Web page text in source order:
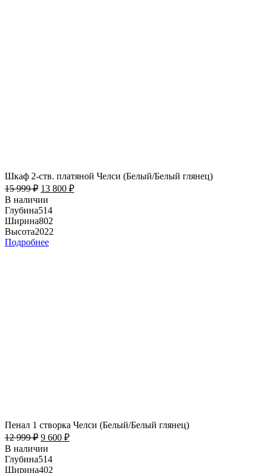
Шкаф 2-ств. платяной Челси (Белый/Белый глянец)
15 999₽ 13 800 ₽
В наличии
Глубина514
Ширина802
Высота2022
Подробнее
Пенал 1 створка Челси (Белый/Белый глянец)
12 999₽ 9 600 ₽
В наличии
Глубина514
Ширина402